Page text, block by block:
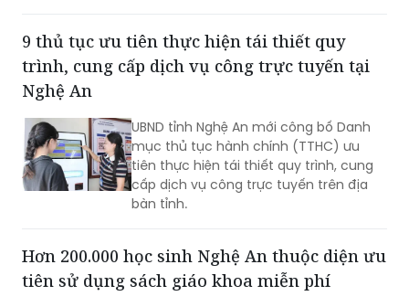
9 thủ tục ưu tiên thực hiện tái thiết quy
trình, cung cấp dịch vụ công trực tuyến tại
Nghệ An
UBND tỉnh Nghệ An mới công bố Danh
mục thủ tục hành chính (TTHC) ưu
tiên thực hiện tái thiết quy trình, cung
cấp dịch vụ công trực tuyến trên địa
bàn tỉnh.
Hơn 200.000 học sinh Nghệ An thuộc diện ưu
tiên sử dụng sách giáo khoa miễn phí